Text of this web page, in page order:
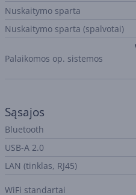
Nuskaitymo sparta
Nuskaitymo sparta (spalvotai)
Palaikomos op. sistemos
Sąsajos
Bluetooth
USB-A 2.0
LAN (tinklas, RJ45)
WiFi standartai